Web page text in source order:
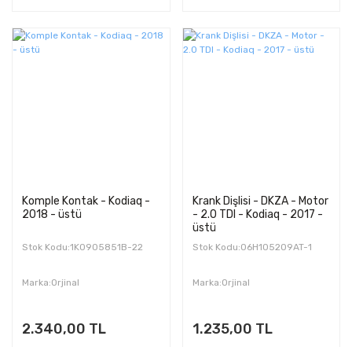
Komple Kontak - Kodiaq -
2018 - üstü
Stok Kodu:1K0905851B-22
Marka:Orjinal
2.340,00 TL
Krank Dişlisi - DKZA - Motor
- 2.0 TDI - Kodiaq - 2017 -
üstü
Stok Kodu:06H105209AT-1
Marka:Orjinal
1.235,00 TL